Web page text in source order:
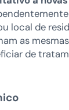
local de
as
de